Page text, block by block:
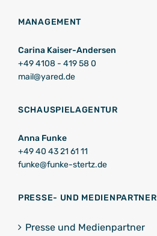
MANAGEMENT
Carina Kaiser-Andersen
+49 4108 - 419 58 0
mail@yared.de
SCHAUSPIELAGENTUR
Anna Funke
+49 40 43 21 61 11
funke@funke-stertz.de
PRESSE- UND MEDIENPARTNER
Presse und Medienpartner